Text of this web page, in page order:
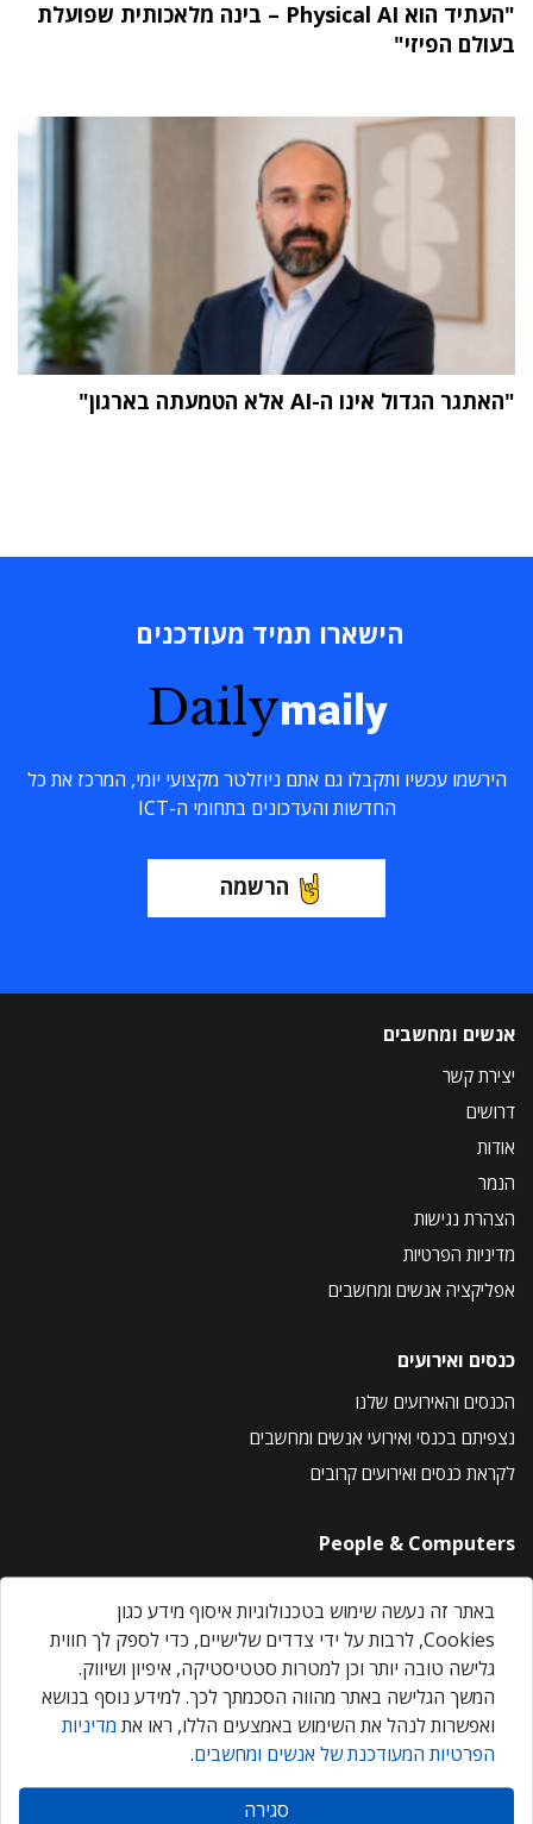
"העתיד הוא Physical AI – בינה מלאכותית שפועלת
בעולם הפיזי"
"האתגר הגדול אינו ה-AI אלא הטמעתה בארגון"
הישארו תמיד מעודכנים
Dailymaily
הירשמו עכשיו ותקבלו גם אתם ניוזלטר מקצועי יומי, המרכז את כל
החדשות והעדכונים בתחומי ה-ICT
הרשמה
אנשים ומחשבים
יצירת קשר
דרושים
אודות
הנמר
הצהרת נגישות
מדיניות הפרטיות
אפליקציה אנשים ומחשבים
כנסים ואירועים
הכנסים והאירועים שלנו
נצפיתם בכנסי ואירועי אנשים ומחשבים
לקראת כנסים ואירועים קרובים
People & Computers
About Us
Privacy Policy
Contact Us
Our Events
אנשים ומחשבים © 2026 – כל הזכויות שמורות
באתר זה נעשה שימוש בטכנולוגיות איסוף מידע כגון
Cookies, לרבות על ידי צדדים שלישיים, כדי לספק לך חווית
גלישה טובה יותר וכן למטרות סטטיסטיקה, איפיון ושיווק.
המשך הגלישה באתר מהווה הסכמתך לכך. למידע נוסף בנושא
ואפשרות לנהל את השימוש באמצעים הללו, ראו את מדיניות
הפרטיות המעודכנת של אנשים ומחשבים.
סגירה